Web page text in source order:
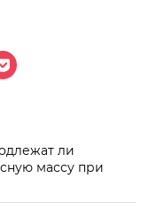
ли
массу при